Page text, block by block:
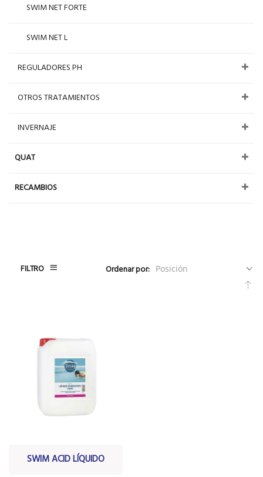
FILTRO
Ordenar por:
SWIM ACID LÍQUIDO
SWIM NET FORTE
SWIM NET L
REGULADORES PH
OTROS TRATAMIENTOS
INVERNAJE
QUAT
RECAMBIOS